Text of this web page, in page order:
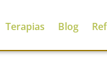
Terapias Blog